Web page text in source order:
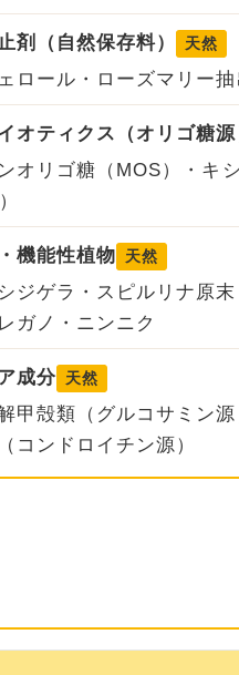
剤（自然保存料） 天然
ロール・ローズマリー
オティクス（オリゴ糖源
オリゴ糖（MOS）・キ
機能性植物 天然
ジゲラ・スピルリナ原
ガノ・ニンニク
成分 天然
甲殻類（グルコサミン
コンドロイチン源）